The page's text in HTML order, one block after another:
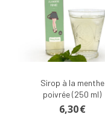
Sirop à la menthe
poivrée (250 ml)
6,30€